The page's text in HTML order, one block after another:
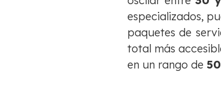
especializados,
paquetes de
total más
en un rango de